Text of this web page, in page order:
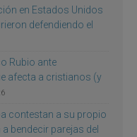
en Estados Unidos
defendiendo el
Rubio ante
afecta a cristianos (y
contestan a su propio
bendecir parejas del